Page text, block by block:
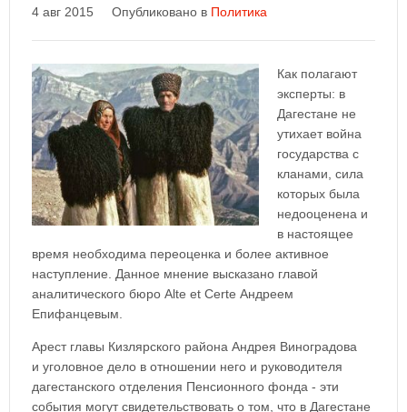
4 авг 2015 Опубликовано в Политика
Как полагают
эксперты: в
Дагестане не
утихает война
государства с
кланами, сила
которых была
недооценена и
в настоящее
время необходима переоценка и более активное
наступление. Данное мнение высказано главой
аналитического бюро Alte et Certe Андреем
Епифанцевым.
Арест главы Кизлярского района Андрея Виноградова
и уголовное дело в отношении него и руководителя
дагестанского отделения Пенсионного фонда - эти
события могут свидетельствовать о том, что в Дагестане